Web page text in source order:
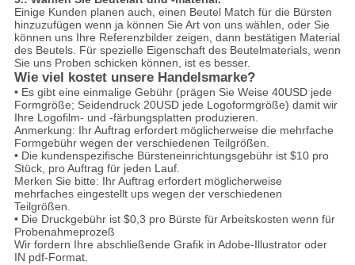
Einige Kunden planen auch, einen Beutel Match für die Bürsten
hinzuzufügen wenn ja können Sie Art von uns wählen, oder Sie
können uns Ihre Referenzbilder zeigen, dann bestätigen Material
des Beutels. Für spezielle Eigenschaft des Beutelmaterials, wenn
Sie uns Proben schicken können, ist es besser.
Wie viel kostet unsere Handelsmarke?
• Es gibt eine einmalige Gebühr (prägen Sie Weise 40USD jede
Formgröße; Seidendruck 20USD jede Logoformgröße) damit wir
Ihre Logofilm- und -färbungsplatten produzieren.
Anmerkung: Ihr Auftrag erfordert möglicherweise die mehrfache
Formgebühr wegen der verschiedenen Teilgrößen.
• Die kundenspezifische Bürsteneinrichtungsgebühr ist $10 pro
Stück, pro Auftrag für jeden Lauf.
Merken Sie bitte: Ihr Auftrag erfordert möglicherweise
mehrfaches eingestellt ups wegen der verschiedenen
Teilgrößen.
• Die Druckgebühr ist $0,3 pro Bürste für Arbeitskosten wenn für
Probenahmeprozeß
Wir fordern Ihre abschließende Grafik in Adobe-Illustrator oder
IN pdf-Format.